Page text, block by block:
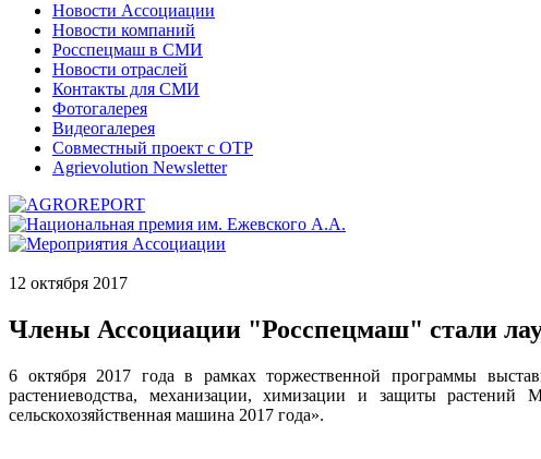
Новости Ассоциации
Новости компаний
Росспецмаш в СМИ
Новости отраслей
Контакты для СМИ
Фотогалерея
Видеогалерея
Совместный проект с ОТР
Agrievolution Newsletter
12 октября 2017
Члены Ассоциации "Росспецмаш" стали
6 октября 2017 года в рамках торжественной программы
растениеводства, механизации, химизации и защиты растений
сельскохозяйственная машина 2017 года».